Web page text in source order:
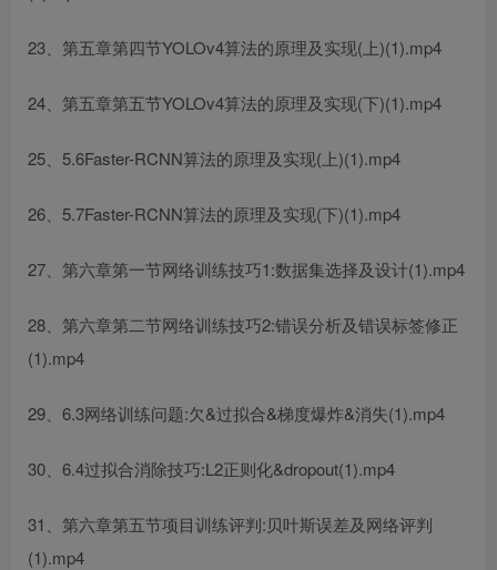
23、第五章第四节YOLOv4算法的原理及实现(上)(1).mp4
24、第五章第五节YOLOv4算法的原理及实现(下)(1).mp4
25、5.6Faster-RCNN算法的原理及实现(上)(1).mp4
26、5.7Faster-RCNN算法的原理及实现(下)(1).mp4
27、第六章第一节网络训练技巧1:数据集选择及设计(1).mp4
28、第六章第二节网络训练技巧2:错误分析及错误标签修正
(1).mp4
29、6.3网络训练问题:欠&过拟合&梯度爆炸&消失(1).mp4
30、6.4过拟合消除技巧:L2正则化&dropout(1).mp4
31、第六章第五节项目训练评判:贝叶斯误差及网络评判
(1).mp4